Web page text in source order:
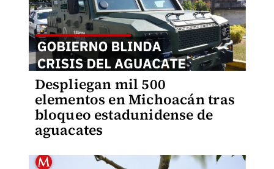
Despliegan mil 500
elementos en Michoacán tras
bloqueo estadunidense de
aguacates